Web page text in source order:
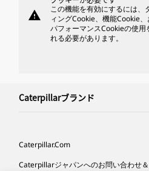
warning
この機能を有効にするには、
ィングCookie、機能Cookie
パフォーマンスCookieの使用
れる必要があります。
Caterpillarブランド
Caterpillar.com
Caterpillarジャパンへのお問い合わせ